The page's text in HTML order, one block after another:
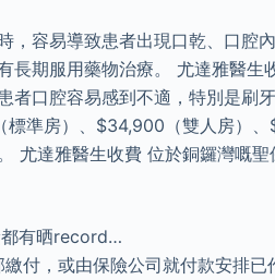
，容易導致患者出現口乾、口腔
長期服用藥物治療。 尤達雅醫生
者口腔容易感到不適，特別是刷
準房）、$34,900（雙人房）、
尤達雅醫生收費 位於銅鑼灣嘅
都有晒record…
付，或由保險公司就付款安排已